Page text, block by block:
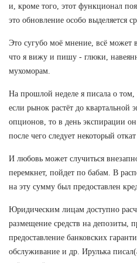
и, кроме того, этот функционал
это обновление особо выделяется
Это сугубо моё мнение, всё может
что я вижу и пишу - глюки,
мухоморам.
На прошлой неделе я писала о
если рынок растёт до квартальной
опционов, то в день экспирации
после чего следует некоторый откат
И любовь может случиться
перемкнет, пойдет по бабам. В
на эту сумму был предоставлен
Юридическим лицам доступно
размещение средств на депозиты,
предоставление банковских
обслуживание и др. Ирулька